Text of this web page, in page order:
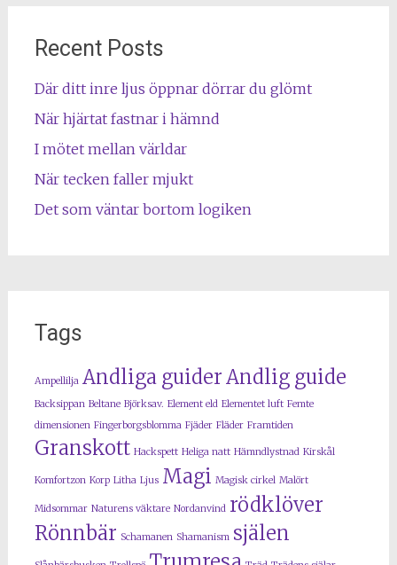
Recent Posts
Där ditt inre ljus öppnar dörrar du glömt
När hjärtat fastnar i hämnd
I mötet mellan världar
När tecken faller mjukt
Det som väntar bortom logiken
Tags
Ampellilja Andliga guiderAndlig guide
Backsippan Beltane Björksav. Element eld Elementet luft Femte
dimensionen Fingerborgsblomma Fjäder Fläder Framtiden
Granskott Hackspett Heliga natt Hämndlystnad Kirskål
Komfortzon Korp Litha Ljus Magi Magisk cirkel Malört
Midsommar Naturens väktare Nordanvind rödklöver
Rönnbär Schamanen Shamanism själen